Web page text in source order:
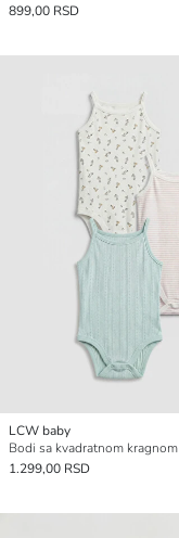
899,00 RSD
LCW baby
1.299,00 RSD